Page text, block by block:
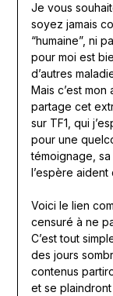
Je vous
soyez jamais
“humaine”, ni
pour moi est
d’autres
Mais c’est
partage cet
sur TF1, qui
pour une
témoignage,
l’espère
Voici le lien
censuré à ne
C’est tout
des jours
contenus
et se